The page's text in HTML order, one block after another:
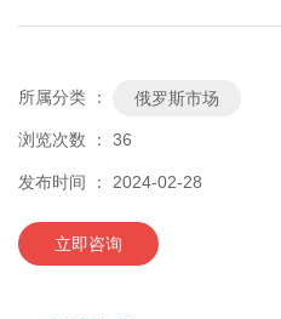
所属分类 ： 俄罗斯市场
浏览次数 ： 36
发布时间 ： 2024-02-28
立即咨询